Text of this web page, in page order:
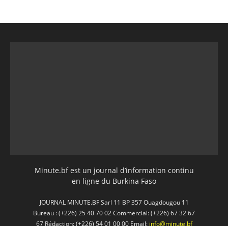
Minute.bf est un journal d’information continu
en ligne du Burkina Faso
JOURNAL MINUTE.BF Sarl 11 BP 357 Ouagdougou 11
Bureau : (+226) 25 40 70 02 Commercial: (+226) 67 32 67
67 Rédaction: (+226) 54 01 00 00 Email: info@minute.bf